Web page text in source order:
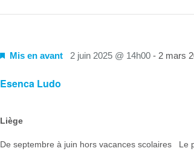
date.
Esenca Ludo
Mis en avant 2 juin 2025 @ 14h00- 2 mars
Liège
De septembre à juin hors vacances scolaires Le